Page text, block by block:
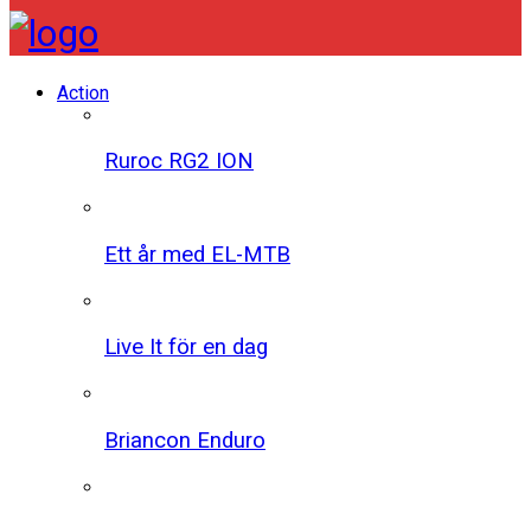
Action
Ruroc RG2 ION
Ett år med EL-MTB
Live It för en dag
Briancon Enduro